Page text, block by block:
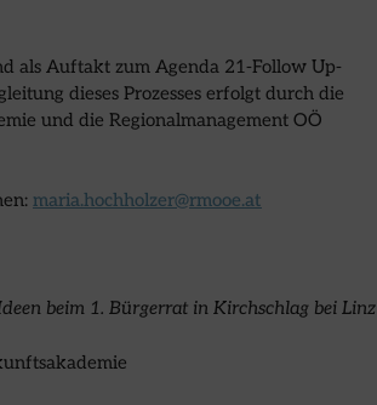
als Auftakt zum Agenda 21-Follow Up-
dieses Prozesses erfolgt durch die
und die Regionalmanagement OÖ
maria.hochholzer@rmooe.at
beim 1. Bürgerrat in Kirchschlag bei Linz